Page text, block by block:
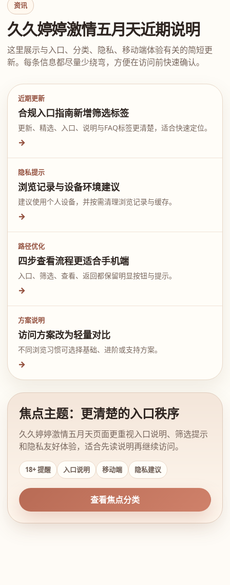
资讯
久久婷婷激情五月天近期说明
这里展示与入口、分类、隐私、移动端体验有关的简短更
新。每条信息都尽量少绕弯，方便在访问前快速确认。
近期更新
合规入口指南新增筛选标签
更新、精选、入口、说明与FAQ标签更清楚，适合快速定位。
→
隐私提示
浏览记录与设备环境建议
建议使用个人设备，并按需清理浏览记录与缓存。
→
路径优化
四步查看流程更适合手机端
入口、筛选、查看、返回都保留明显按钮与提示。
→
方案说明
访问方案改为轻量对比
不同浏览习惯可选择基础、进阶或支持方案。
→
焦点主题：更清楚的入口秩序
久久婷婷激情五月天页面更重视入口说明、筛选提示
和隐私友好体验，适合先读说明再继续访问。
18+ 提醒 入口说明 移动端 隐私建议
查看焦点分类